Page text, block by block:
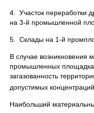
4. Участок переработки
на 3-й промышленной
5. Склады на 1-й
В случае возникновения
промышленных
загазованность
допустимых
Наибольший